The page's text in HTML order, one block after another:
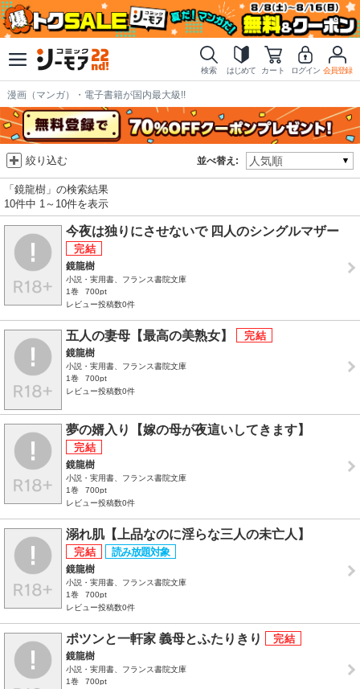
検索 はじめて カート ログイン 会員登録
漫画（マンガ）・電子書籍が国内最大級!!
並べ替え:
絞り込む
「鏡龍樹」の検索結果
10件中 1～10件を表示
今夜は独りにさせないで 四人のシングルマザー
鏡龍樹
小説・実用書、フランス書院文庫
1巻
700pt
レビュー投稿数0件
五人の妻母【最高の美熟女】
鏡龍樹
小説・実用書、フランス書院文庫
1巻
700pt
レビュー投稿数0件
夢の婿入り【嫁の母が夜這いしてきます】
鏡龍樹
小説・実用書、フランス書院文庫
1巻
700pt
レビュー投稿数0件
溺れ肌【上品なのに淫らな三人の未亡人】
鏡龍樹
小説・実用書、フランス書院文庫
1巻
700pt
レビュー投稿数0件
ポツンと一軒家 義母とふたりきり
鏡龍樹
小説・実用書、フランス書院文庫
1巻
700pt